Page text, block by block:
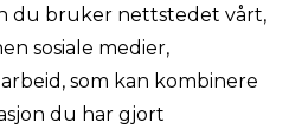
du bruker nettstedet vårt,
sosiale medier,
som kan kombinere
du har gjort